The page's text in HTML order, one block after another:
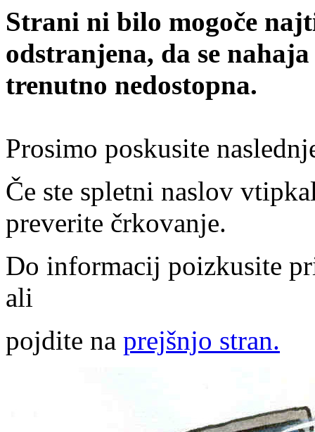
Strani ni bilo mogoče
odstranjena, da se
trenutno nedostopna.
Prosimo poskusite
Če ste spletni naslov
preverite črkovanje.
Do informacij poizkusite
ali
pojdite na prejšnjo stran.